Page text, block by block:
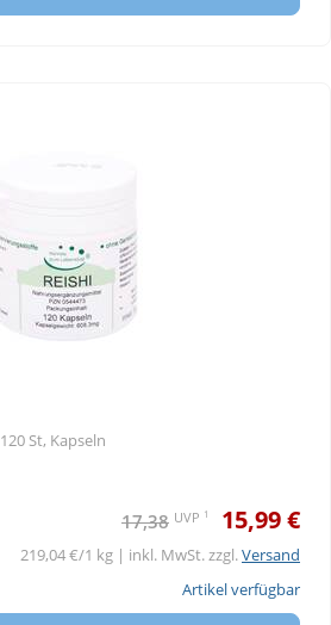
120 St, Kapseln
17,38 UVP 1 15,99 €
219,04 €/1 kg | inkl. MwSt. zzgl.Versand
Artikel verfügbar